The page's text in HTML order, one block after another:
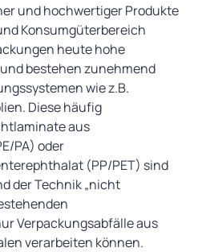
und hochwertiger Produkte
Konsumgüterbereich
heute hohe
bestehen zunehmend
wie z.B.
Diese häufig
aus
PA) oder
(PP/PET) sind
der Technik „nicht
Verpackungsabfälle aus
verarbeiten können.